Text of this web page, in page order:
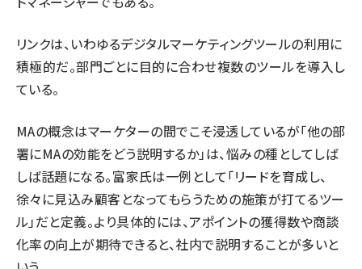
リンクは、いわゆるデジタルマーケティングツールの利用に
積極的だ。部門ごとに目的に合わせ複数のツールを導入し
ている。
MAの概念はマーケターの間でこそ浸透しているが「他の部
署にMAの効能をどう説明するか」は、悩みの種としてしば
しば話題になる。富家氏は一例として「リードを育成し、
徐々に見込み顧客となってもらうための施策が打てるツー
ル」だと定義。より具体的には、アポイントの獲得数や商談
化率の向上が期待できると、社内で説明することが多いと